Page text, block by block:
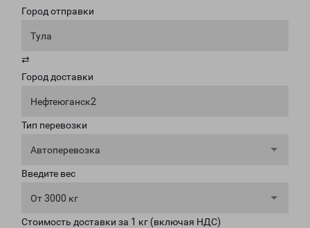
Город отправки
Тула
⇄
Город доставки
Нефтеюганск2
Тип перевозки
Автоперевозка
Введите вес
От 3000 кг
Стоимость доставки за 1 кг (включая НДС)